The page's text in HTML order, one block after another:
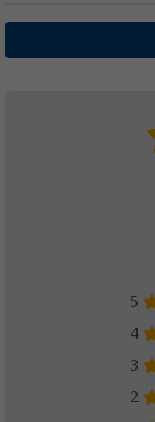
5
4
3
2